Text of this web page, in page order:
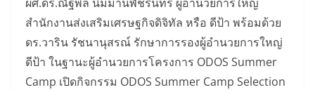
สำนักงานส่งเสริมเศรษฐกิจดิจิทัล หรือ ดีป้า พร้อมด้วย
ดร.วาริน รัชนานุสรณ์ รักษาการรองผู้อำนวยการใหญ่
ดีป้า ในฐานะผู้อำนวยการโครงการ ODOS Summer
Camp เปิดกิจกรรม ODOS Summer Camp Selection